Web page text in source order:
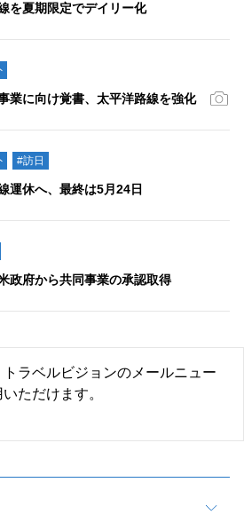
を夏期限定でデイリー化
業に向け覚書、太平洋路線を強化
#訪日
運休へ、最終は5月24日
政府から共同事業の承認取得
ラベルビジョンのメールニュー
ただけます。